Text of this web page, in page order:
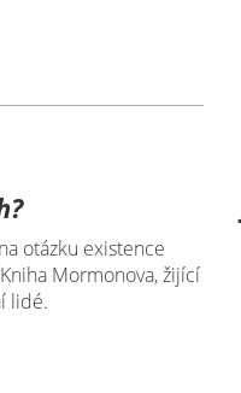
otázku existence
Mormonova, žijící
lidé.